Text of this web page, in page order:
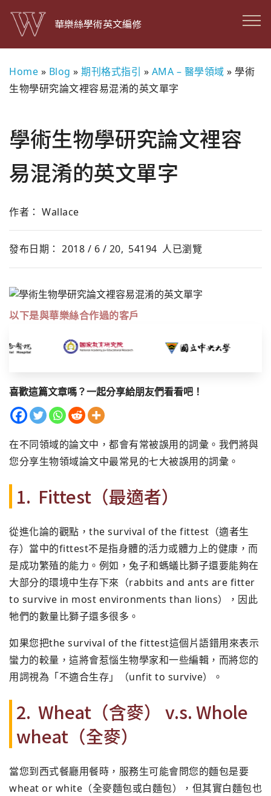
華樂絲學術英文編修
Home » Blog » 期刊格式指引 » AMA – 醫學領域 » 學術
生物學研究論文裡容易混淆的英文單字
學術生物學研究論文裡容
易混淆的英文單字
作者： Wallace
發布日期： 2018 / 6 / 20, 54194 人已瀏覽
以下是與華樂絲合作過的客戶
喜歡這篇文章嗎？一起分享給朋友們看看吧！
在不同領域的論文中，都會有常被誤用的詞彙。 我們將與
您分享生物領域論文中最常見的七大被誤用的詞彙。
1. Fittest（最適者）
從進化論的觀點，the survival of the fittest（適者生
存） 當中的fittest不是指身體的活力或體力上的健康， 而
是成功繁殖的能力。例如， 兔子和螞蟻比獅子還要能夠在
大部分的環境中生存下來（rabbits and ants are fitter
to survive in most environments than lions），因此
牠們的數量比獅子還多很多。
如果您把the survival of the fittest這個片語錯用來表示
蠻力的較量， 這將會惹惱生物學家和一些編輯，而將您的
用詞視為「不適合生存」
（unfit to survive）。
2. Wheat（含麥） v.s. Whole
wheat（全麥）
當您到西式餐廳用餐時，服務生可能會問您的麵包是要
wheat or white（全麥麵包或白麵包），但其實白麵包也